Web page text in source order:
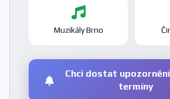
Muzikály Brno
Chci dostat
termíny